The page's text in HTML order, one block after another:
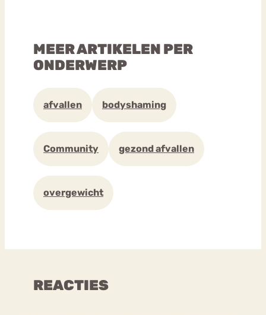
MEER ARTIKELEN PER
ONDERWERP
afvallen bodyshaming
Community gezond afvallen
overgewicht
REACTIES